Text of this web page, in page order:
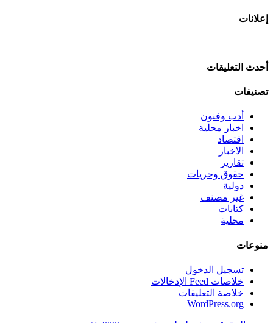
إعلانات
أحدث التعليقات
تصنيفات
أدب وفنون
اخبار محلية
اقتصاد
الاخبار
تقارير
حقوق وحريات
دولية
غير مصنف
كتابات
محلية
منوعات
تسجيل الدخول
خلاصات Feed الإدخالات
خلاصة التعليقات
WordPress.org